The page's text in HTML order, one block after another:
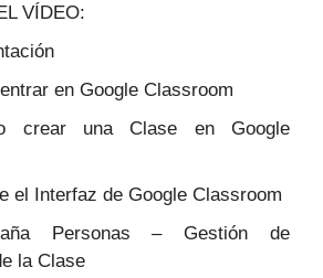
VÍDEO:
en Google Classroom
crear una Clase en Google
el Interfaz de Google Classroom
Personas – Gestión de
la Clase